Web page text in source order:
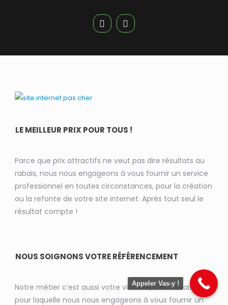
LE MEILLEUR PRIX POUR TOUS !
Parce que prix attractifs ne veut pas dire résultats au
rabais, nous nous engageons à vous fournir un service
professionnel en toutes circonstances, pour la création
ou la refonte de votre site internet. Après tout seul le
résultat compte !
NOUS SOIGNONS VOTRE RÉFÉRENCEMENT
Notre métier c’est aussi votre visibilité, c’est la raison
pour laquelle nous nous engageons à vous fournir un
Appeler Vas-y !